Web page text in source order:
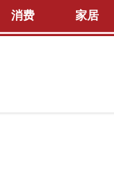
消费 家居